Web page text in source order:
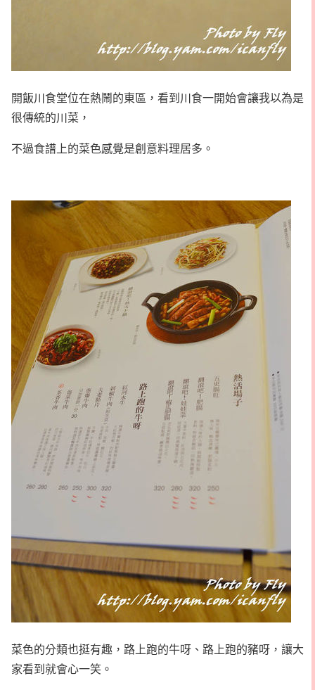
開飯川食堂位在熱鬧的東區，看到川食一開始會讓我以為是
很傳統的川菜，
不過食譜上的菜色感覺是創意料理居多。
菜色的分類也挺有趣，路上跑的牛呀、路上跑的豬呀，讓大
家看到就會心一笑。